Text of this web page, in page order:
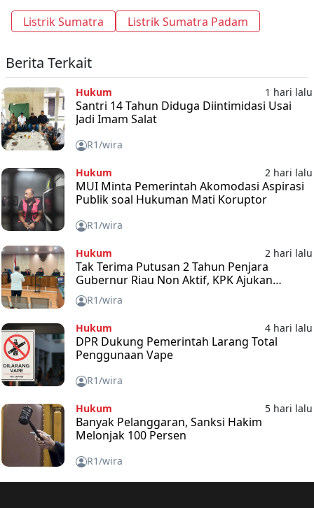
Listrik Sumatra
Listrik Sumatra Padam
Berita Terkait
Hukum 1 hari lalu
Santri 14 Tahun Diduga Diintimidasi Usai
Jadi Imam Salat
R1/wira
Hukum 2 hari lalu
MUI Minta Pemerintah Akomodasi Aspirasi
Publik soal Hukuman Mati Koruptor
R1/wira
Hukum 2 hari lalu
Tak Terima Putusan 2 Tahun Penjara
Gubernur Riau Non Aktif, KPK Ajukan
Banding
R1/wira
Hukum 4 hari lalu
DPR Dukung Pemerintah Larang Total
Penggunaan Vape
R1/wira
Hukum 5 hari lalu
Banyak Pelanggaran, Sanksi Hakim
Melonjak 100 Persen
R1/wira